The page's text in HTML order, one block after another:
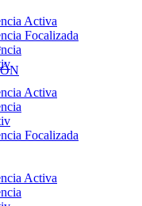
Activa
Focalizada
Activa
Focalizada
Activa